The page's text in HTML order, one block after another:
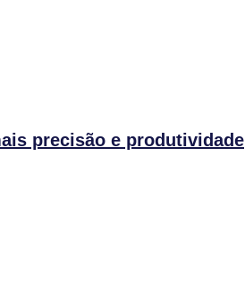
precisão e produtividade